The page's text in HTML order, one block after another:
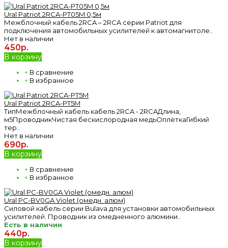
Ural Patriot 2RCA-PT05M 0,5м
Межблочный кабель 2RCA – 2RCA серии Patriot для
подключения автомобильных усилителей к автомагнитоле..
Нет в наличии
450р.
В корзину
+ В сравнение
+ В избранное
Ural Patriot 2RCA-PT5M
ТипМежблочный кабель кабель 2RCA - 2RCAДлина,
м5ПроводникЧистая бескислородная медьОплёткаГибкий
тер..
Нет в наличии
690р.
В корзину
+ В сравнение
+ В избранное
Ural PC-BV0GA Violet (омедн. алюм)
Силовой кабель серии Bulava для установки автомобильных
усилителей. Проводник из омедненного алюмини..
Есть в наличии
440р.
В корзину